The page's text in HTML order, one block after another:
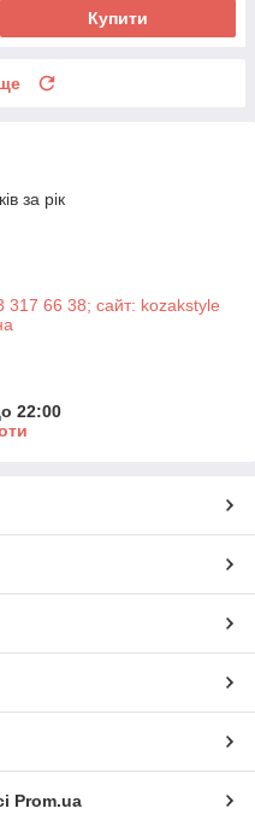
Купити
за рік
317 66 38; сайт: kozakstyle
22:00
Prom.ua